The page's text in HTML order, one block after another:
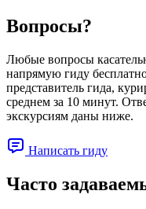
Вопросы?
Любые вопросы
напрямую гиду
представитель гида,
среднем за 10 минут.
экскурсиям даны ниже.
Написать гиду
Часто